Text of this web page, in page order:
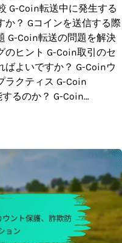
G-Coin転送中に発生する
？ Gコインを送信する際
G-Coin転送の問題を解決
のヒント G-Coin取引のセ
ばよいですか？ G-Coinウ
ラクティス G-Coin
るのか？ G-Coin…